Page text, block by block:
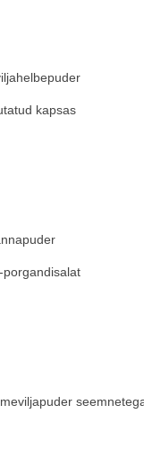
kapsas
porgandisalat